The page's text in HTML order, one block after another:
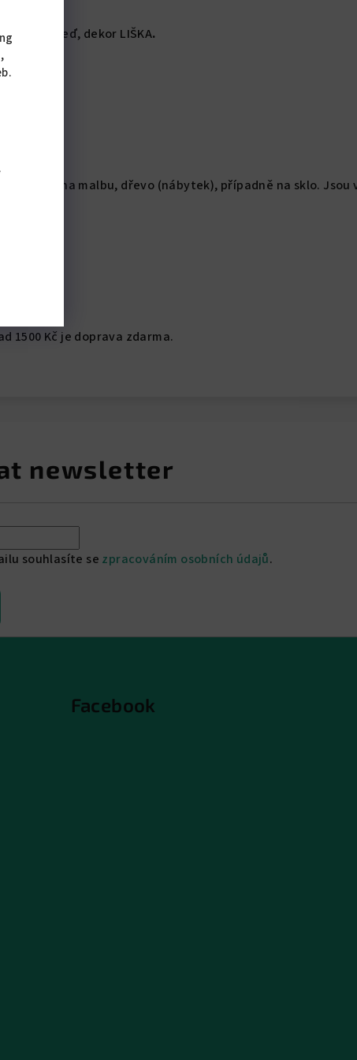
na zeď, dekor LIŠKA.
lepení na malbu, dřevo (nábytek), případně na sklo.
1500 Kč je doprava zdarma.
newsletter
souhlasíte se zpracováním osobních údajů.
Facebook